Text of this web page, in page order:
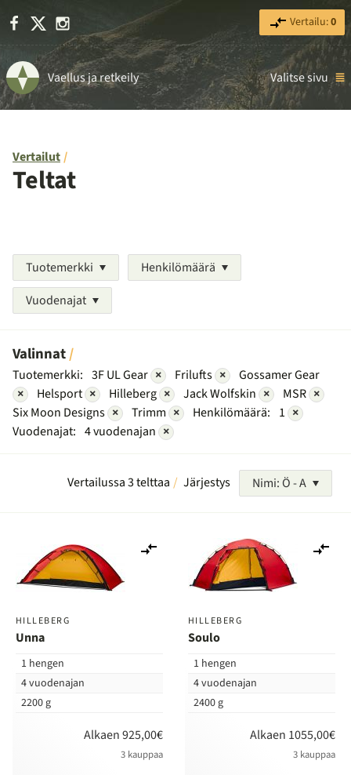
Facebook Instagram Vertailu:0
Vaellus ja retkeily Valitse sivu
Vertailut
Teltat
Tuotemerkki
Henkilömäärä
Vuodenajat
Valinnat
Tuotemerkki: 3F UL Gear × Frilufts ×
Gossamer Gear
×
Helsport × Hilleberg × Jack Wolfskin × MSR ×
Six Moon Designs × Trimm × Henkilömäärä: 1 ×
Vuodenajat: 4 vuodenajan ×
Vertailussa 3 telttaa Järjestys Nimi: Ö - A
HILLEBERG
Unna
1 hengen
4 vuodenajan
2200 g
Alkaen 925,00€
3 kauppaa
vertailuun
HILLEBERG
Soulo
1 hengen
4 vuodenajan
2400 g
Alkaen 1055,00€
3 kauppaa